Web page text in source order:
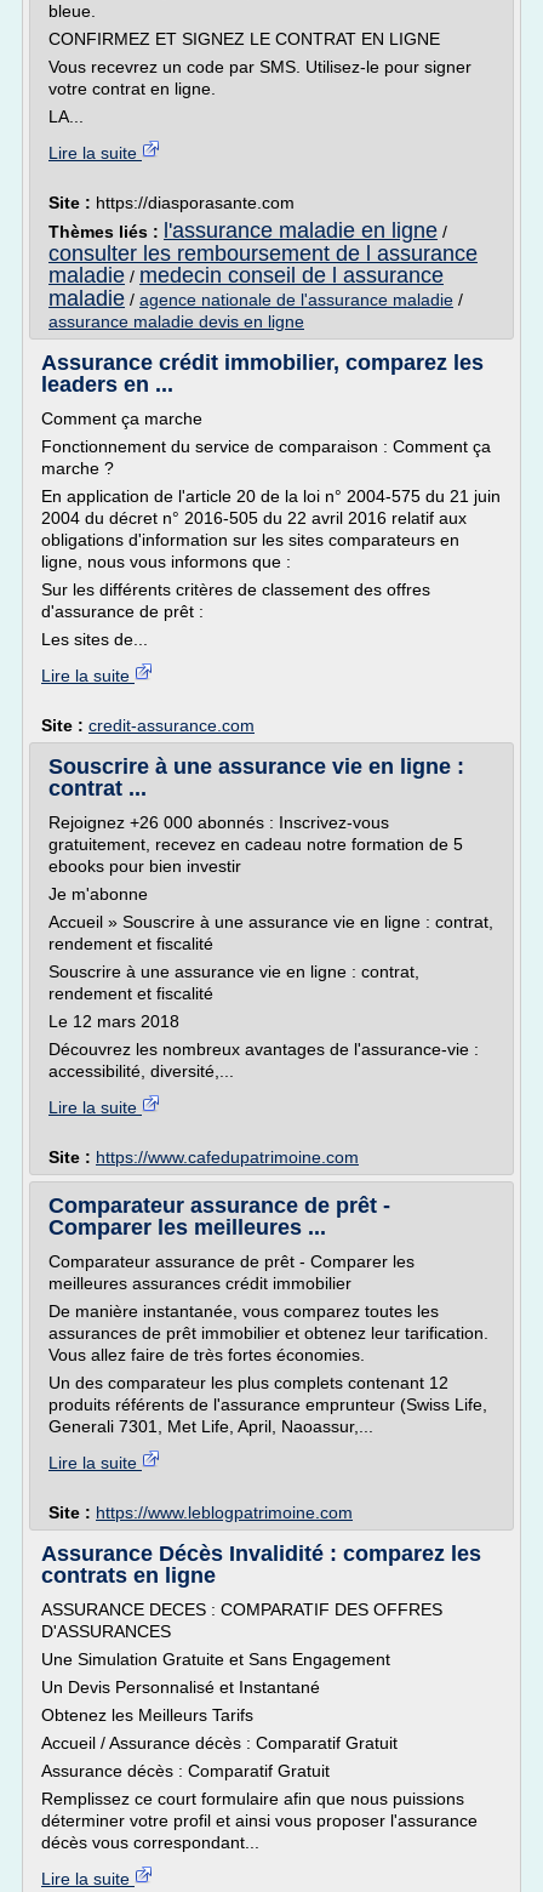
bleue.
CONFIRMEZ ET SIGNEZ LE CONTRAT EN LIGNE
Vous recevrez un code par SMS. Utilisez-le pour signer
votre contrat en ligne.
LA...
Lire la suite
Site : https://diasporasante.com
Thèmes liés :
l'assurance maladie en ligne /
consulter les remboursement de l assurance
maladie / medecin conseil de l assurance
maladie / agence nationale de l'assurance maladie /
assurance maladie devis en ligne
Assurance crédit immobilier, comparez les
leaders en ...
Comment ça marche
Fonctionnement du service de comparaison : Comment ça
marche ?
En application de l'article 20 de la loi n° 2004-575 du 21 juin
2004 du décret n° 2016-505 du 22 avril 2016 relatif aux
obligations d'information sur les sites comparateurs en
ligne, nous vous informons que :
Sur les différents critères de classement des offres
d'assurance de prêt :
Les sites de...
Lire la suite
Site : credit-assurance.com
Souscrire à une assurance vie en ligne :
contrat ...
Rejoignez +26 000 abonnés : Inscrivez-vous
gratuitement, recevez en cadeau notre formation de 5
ebooks pour bien investir
Je m'abonne
Accueil » Souscrire à une assurance vie en ligne : contrat,
rendement et fiscalité
Souscrire à une assurance vie en ligne : contrat,
rendement et fiscalité
Le 12 mars 2018
Découvrez les nombreux avantages de l'assurance-vie :
accessibilité, diversité,...
Lire la suite
Site : https://www.cafedupatrimoine.com
Comparateur assurance de prêt -
Comparer les meilleures ...
Comparateur assurance de prêt - Comparer les
meilleures assurances crédit immobilier
De manière instantanée, vous comparez toutes les
assurances de prêt immobilier et obtenez leur tarification.
Vous allez faire de très fortes économies.
Un des comparateur les plus complets contenant 12
produits référents de l'assurance emprunteur (Swiss Life,
Generali 7301, Met Life, April, Naoassur,...
Lire la suite
Site : https://www.leblogpatrimoine.com
Assurance Décès Invalidité : comparez les
contrats en ligne
ASSURANCE DECES : COMPARATIF DES OFFRES
D'ASSURANCES
Une Simulation Gratuite et Sans Engagement
Un Devis Personnalisé et Instantané
Obtenez les Meilleurs Tarifs
Accueil / Assurance décès : Comparatif Gratuit
Assurance décès : Comparatif Gratuit
Remplissez ce court formulaire afin que nous puissions
déterminer votre profil et ainsi vous proposer l'assurance
décès vous correspondant...
Lire la suite